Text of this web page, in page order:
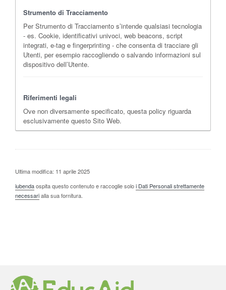
Strumento di Tracciamento
Per Strumento di Tracciamento s’intende qualsiasi tecnologia
- es. Cookie, identificativi univoci, web beacons, script
integrati, e-tag e fingerprinting - che consenta di tracciare gli
Utenti, per esempio raccogliendo o salvando informazioni sul
dispositivo dell’Utente.
Riferimenti legali
Ove non diversamente specificato, questa policy riguarda
esclusivamente questo Sito Web.
Ultima modifica: 11 aprile 2025
iubendaospita questo contenuto e raccoglie soloi Dati Personali strettamente
necessarialla sua fornitura.